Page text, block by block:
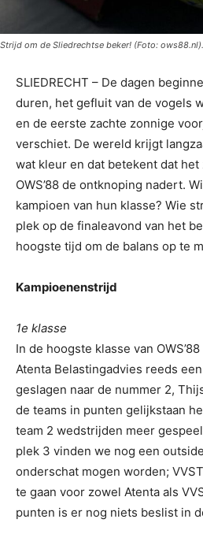
Strijd om de Sliedrechtse beker! (Foto: ows88.nl).
SLIEDRECHT – De dagen
duren, het gefluit van de vogels
en de eerste zachte zonnige
verschiet. De wereld krijgt
wat kleur en dat betekent dat
OWS’88 de ontknoping nadert.
kampioen van hun klasse? Wie
plek op de finaleavond van het
hoogste tijd om de balans op te
Kampioenenstrijd
1e klasse
In de hoogste klasse van
Atenta Belastingadvies reeds
geslagen naar de nummer 2,
de teams in punten gelijkstaan
team 2 wedstrijden meer
plek 3 vinden we nog een
onderschat mogen worden;
te gaan voor zowel Atenta als
punten is er nog niets beslist in